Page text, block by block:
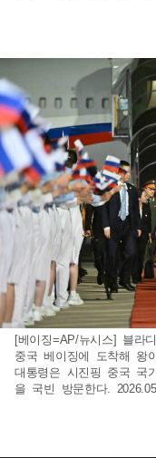
[베이징=AP/뉴시스] 블라
중국 베이징에 도착해 왕
대통령은 시진핑 중국 국
을 국빈 방문한다.